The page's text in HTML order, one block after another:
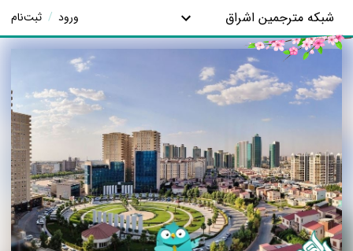
شبکه مترجمین اشراق ورود / ثبت‌نام